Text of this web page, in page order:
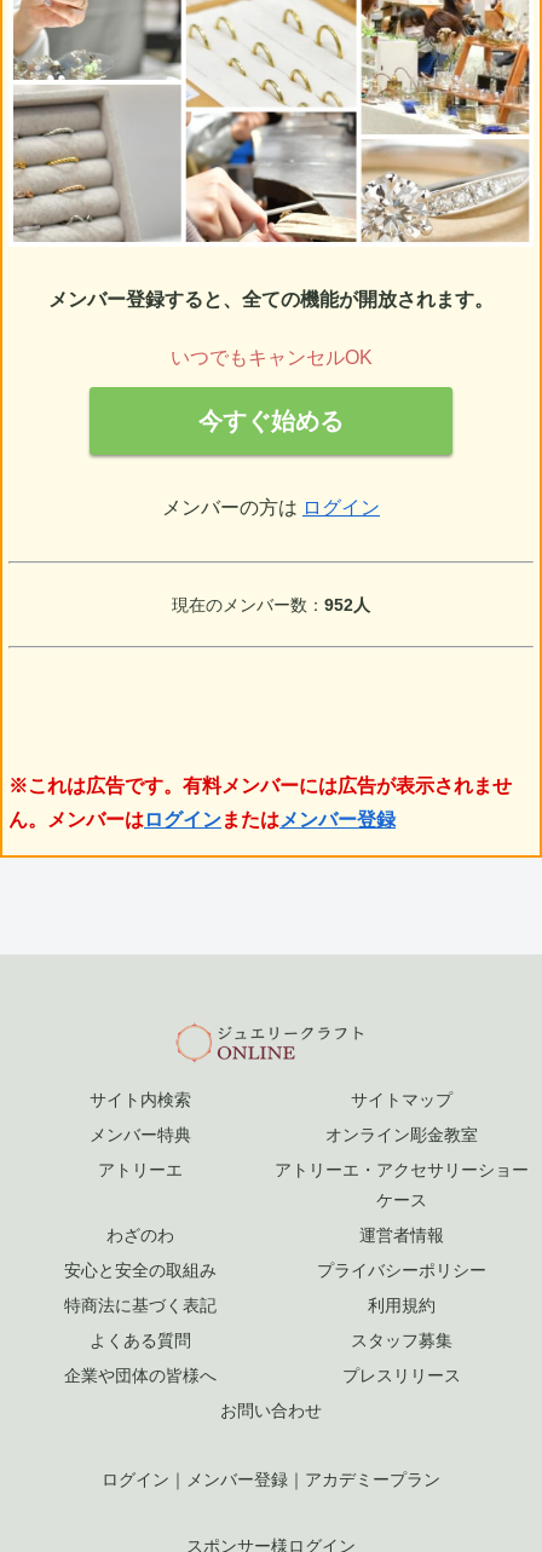
メンバー登録すると、全ての機能が開放されます。
いつでもキャンセルOK
今すぐ始める
メンバーの方は ログイン
現在のメンバー数： 952人
※これは広告です。有料メンバーには広告が表示されませ
ん。メンバーはログインまたはメンバー登録
サイト内検索
サイトマップ
メンバー特典
オンライン彫金教室
アトリーエ
アトリーエ・アクセサリーショー
ケース
わざのわ
運営者情報
安心と安全の取組み
プライバシーポリシー
特商法に基づく表記
利用規約
よくある質問
スタッフ募集
企業や団体の皆様へ
プレスリリース
お問い合わせ
ログイン ｜ メンバー登録 ｜ アカデミープラン
スポンサー様ログイン